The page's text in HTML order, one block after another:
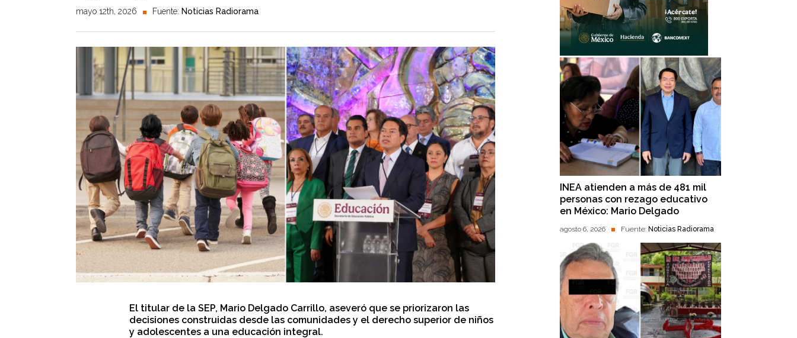
mayo 12th, 2026 Fuente: Noticias Radiorama
El titular de la SEP, Mario Delgado Carrillo, aseveró que se priorizaron las
decisiones construidas desde las comunidades y el derecho superior de niños
y adolescentes a una educación integral.
INEA atienden a más de 481 mil
personas con rezago educativo
en México: Mario Delgado
agosto 6, 2026 Fuente: Noticias Radiorama